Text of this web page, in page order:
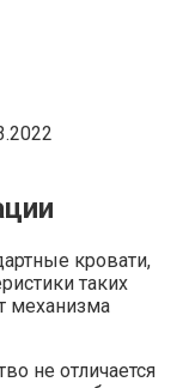
кровати,
таких
механизма
не отличается